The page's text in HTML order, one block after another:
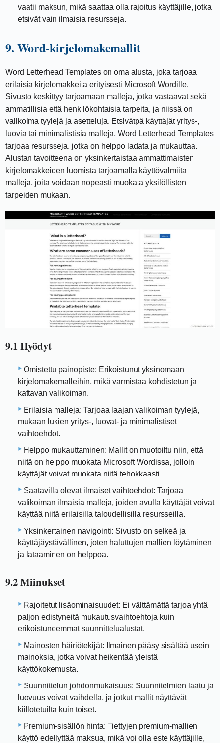
vaatii maksun, mikä saattaa olla rajoitus käyttäjille, jotka
etsivät vain ilmaisia ​​resursseja.
9. Word-kirjelomakemallit
Word Letterhead Templates on oma alusta, joka tarjoaa
erilaisia ​​kirjelomakkeita erityisesti Microsoft Wordille.
Sivusto keskittyy tarjoamaan malleja, jotka vastaavat sekä
ammatillisia että henkilökohtaisia ​​tarpeita, ja niissä on
valikoima tyylejä ja asetteluja. Etsivätpä käyttäjät yritys-,
luovia tai minimalistisia malleja, Word Letterhead Templates
tarjoaa resursseja, jotka on helppo ladata ja mukauttaa.
Alustan tavoitteena on yksinkertaistaa ammattimaisten
kirjelomakkeiden luomista tarjoamalla käyttövalmiita
malleja, joita voidaan nopeasti muokata yksilöllisten
tarpeiden mukaan.
9.1 Hyödyt
Omistettu painopiste: Erikoistunut yksinomaan
kirjelomakemalleihin, mikä varmistaa kohdistetun ja
kattavan valikoiman.
Erilaisia ​​​​malleja: Tarjoaa laajan valikoiman tyylejä,
mukaan lukien yritys-, luovat- ja minimalistiset
vaihtoehdot.
Helppo mukauttaminen: Mallit on muotoiltu niin, että
niitä on helppo muokata Microsoft Wordissa, jolloin
käyttäjät voivat muokata niitä tehokkaasti.
Saatavilla olevat ilmaiset vaihtoehdot: Tarjoaa
valikoiman ilmaisia ​​malleja, joiden avulla käyttäjät voivat
käyttää niitä erilaisilla taloudellisilla resursseilla.
Yksinkertainen navigointi: Sivusto on selkeä ja
käyttäjäystävällinen, joten haluttujen mallien löytäminen
ja lataaminen on helppoa.
9.2 Miinukset
Rajoitetut lisäominaisuudet: Ei välttämättä tarjoa yhtä
paljon edistyneitä mukautusvaihtoehtoja kuin
erikoistuneemmat suunnittelualustat.
Mainosten häiriötekijät: Ilmainen pääsy sisältää usein
mainoksia, jotka voivat heikentää yleistä
käyttökokemusta.
Suunnittelun johdonmukaisuus: Suunnitelmien laatu ja
luovuus voivat vaihdella, ja jotkut mallit näyttävät
kiillotetuilta kuin toiset.
Premium-sisällön hinta: Tiettyjen premium-mallien
käyttö edellyttää maksua, mikä voi olla este käyttäjille,